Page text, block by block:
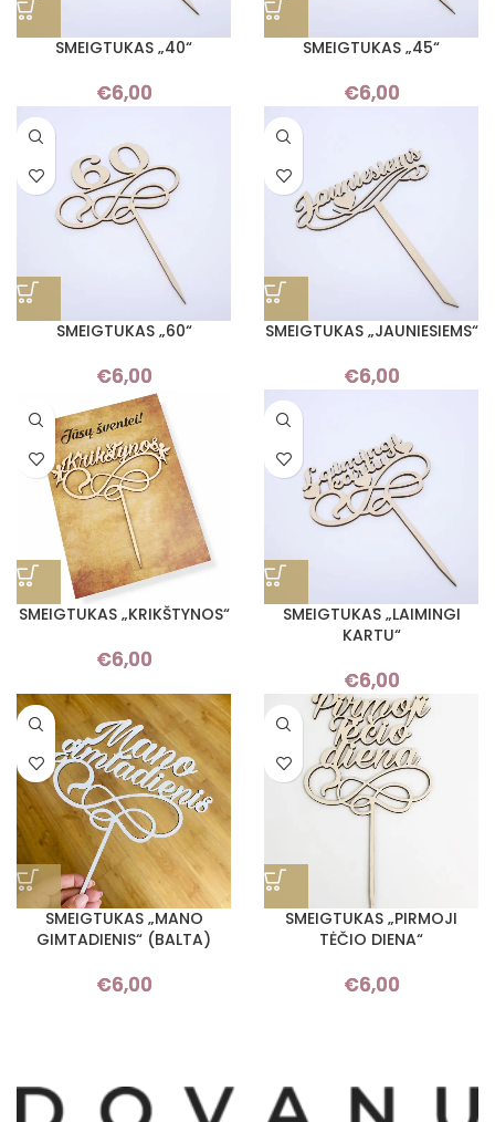
SMEIGTUKAS „40“
€6,00
SMEIGTUKAS „45“
€6,00
SMEIGTUKAS „60“
€6,00
SMEIGTUKAS „JAUNIESIEMS“
€6,00
SMEIGTUKAS „KRIKŠTYNOS“
€6,00
SMEIGTUKAS „LAIMINGI
KARTU“
€6,00
SMEIGTUKAS „MANO
GIMTADIENIS“ (BALTA)
€6,00
SMEIGTUKAS „PIRMOJI
TĖČIO DIENA“
€6,00